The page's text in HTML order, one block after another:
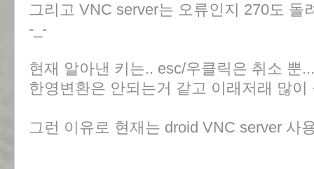
그리고 VNC server는 오류인지 270도 돌
-_-
현재 알아낸 키는.. esc/우클릭은 취소 뿐
한영변환은 안되는거 같고 이래저래 많이
그런 이유로 현재는 droid VNC server 사